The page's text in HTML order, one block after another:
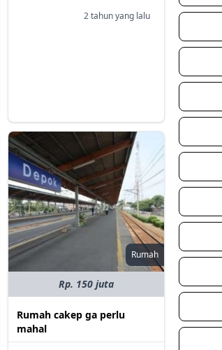
2 tahun yang lalu
Rumah
Rp. 150 juta
Rumah cakep ga perlu
mahal